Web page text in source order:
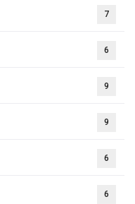
7
6
9
9
6
6